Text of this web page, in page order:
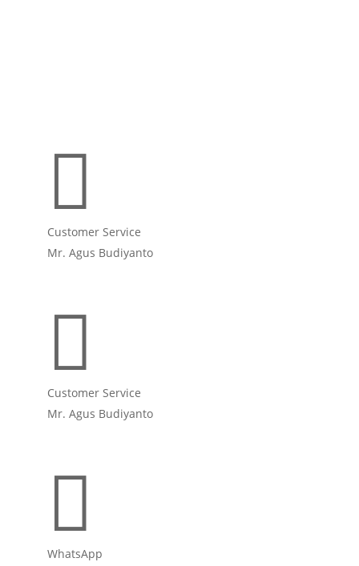

Customer Service
Mr. Agus Budiyanto

Customer Service
Mr. Agus Budiyanto

WhatsApp